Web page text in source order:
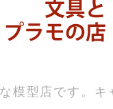
模型店です。